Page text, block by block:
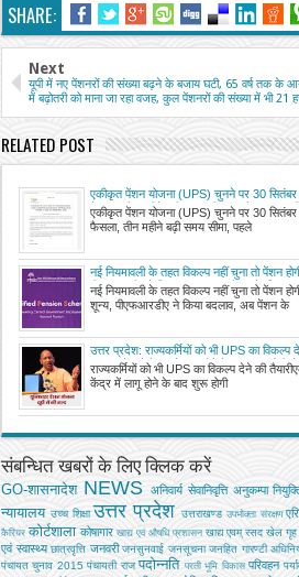
SHARE:
Next
यूपी में नए पेंशनरों की संख्या बढ़ने के बजाय घटी, 65 वर्ष तक के
में बढ़ोतरी को माना जा रहा वजह, कुल पेंशनरों की संख्या में भी 21
RELATED POST
एकीकृत पेंशन योजना (UPS) चुनने पर 30
फैसला, तीन महीने बढ़ी समय सीमा, पहले 30 जून थी
एकीकृत पेंशन योजना (UPS) चुनने पर 30
फैसला, तीन महीने बढ़ी समय सीमा, पहले
नई नियमावली के तहत विकल्प नहीं चुना तो पेंशन
पीएफआरडीए ने किया बदलाव, अब पेंशन के लिए यह
लागू
नई नियमावली के तहत विकल्प नहीं चुना तो पेंशन
शून्य, पीएफआरडीए ने किया बदलाव, अब पेंशन के
उत्तर प्रदेश: राज्यकर्मियों को भी UPS का विकल्प
एक अप्रैल से केंद्र में लागू होने के बाद शुरू होगी
आठ लाख कर्मचारियों को मिलेगा विकल्प चुनने का
राज्यकर्मियों को भी UPS का विकल्प देने की
केंद्र में लागू होने के बाद शुरू होगी
संबन्धित खबरों के लिए क्लिक करें
GO-शासनादेश NEWS अनिवार्य सेवानिवृत्ति अनुकम्पा
न्यायालय उच्‍च शिक्षा उत्तर प्रदेश उत्तराखण्ड उपभोक्‍ता संरक्षण
कैरियर कोर्टशाला कोषागार खाद्य एवं औषधि प्रशासन खाद्य एवम् रसद खेल गृह
एवं स्वास्थ्य छात्रवृत्ति जनवरी जनसुनवाई जनसूचना जनहित गारण्टी
पंचायत चुनाव 2015 पंचायती राज पदोन्नति परती भूमि विकास परिवहन